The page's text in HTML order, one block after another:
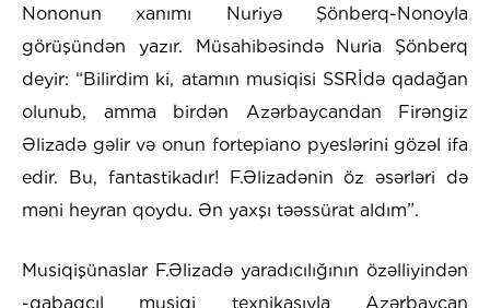
Nononun xanımı Nuriyə Şönberq-Nonoyla
görüşündən yazır. Müsahibəsində Nuria Şönberq
deyir: “Bilirdim ki, atamın musiqisi SSRİdə qadağan
olunub, amma birdən Azərbaycandan Firəngiz
Əlizadə gəlir və onun fortepiano pyeslərini gözəl ifa
edir. Bu, fantastikadır! F.Əlizadənin öz əsərləri də
məni heyran qoydu. Ən yaxşı təəssürat aldım”.
Musiqişünaslar F.Əlizadə yaradıcılığının özəlliyindən
-qabaqcıl musiqi texnikasıyla Azərbaycan